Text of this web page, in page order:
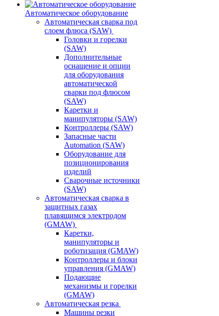
Автоматическое оборудование
Автоматическая сварка под
слоем флюса (SAW)
Головки и горелки
(SAW)
Дополнительные
оснащение и опции
для оборудования
автоматической
сварки под флюсом
(SAW)
Каретки и
манипуляторы (SAW)
Контроллеры (SAW)
Запасные части
Automation (SAW)
Оборудование для
позиционирования
изделий
Сварочные источники
(SAW)
Автоматическая сварка в
защитных газах
плавящимся электродом
(GMAW)
Каретки,
манипуляторы и
роботизация (GMAW)
Контроллеры и блоки
управления (GMAW)
Подающие
механизмы и горелки
(GMAW)
Автоматическая резка
Машины резки